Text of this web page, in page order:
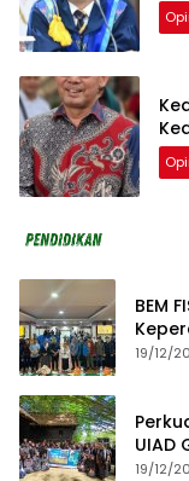
BEM
dan
19/12/
UIAD
19/12/